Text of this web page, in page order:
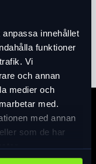
innehållet
funktioner
Vi
och annan
medier och
med.
med annan
som de har